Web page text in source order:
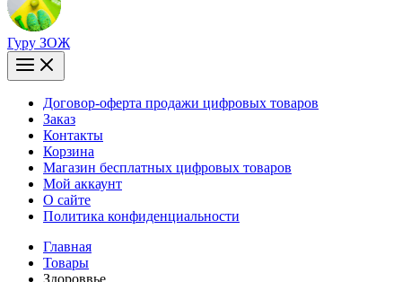
Гуру ЗОЖ
Договор-оферта продажи цифровых товаров
Заказ
Контакты
Корзина
Магазин бесплатных цифровых товаров
Мой аккаунт
О сайте
Политика конфиденциальности
Главная
Товары
Здороввье